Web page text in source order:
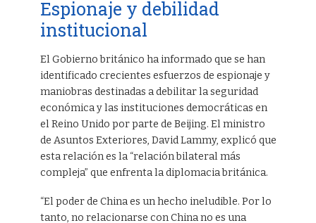
Espionaje y debilidad
institucional
El Gobierno británico ha informado que se han
identificado crecientes esfuerzos de espionaje y
maniobras destinadas a debilitar la seguridad
económica y las instituciones democráticas en
el Reino Unido por parte de Beijing. El ministro
de Asuntos Exteriores, David Lammy, explicó que
esta relación es la “relación bilateral más
compleja” que enfrenta la diplomacia británica.
“El poder de China es un hecho ineludible. Por lo
tanto, no relacionarse con China no es una